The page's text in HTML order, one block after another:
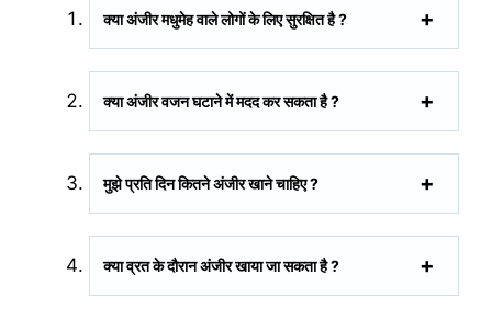
क्या अंजीर मधुमेह वाले लोगों के लिए सुरक्षित है ?
क्या अंजीर वजन घटाने में मदद कर सकता है ?
मुझे प्रति दिन कितने अंजीर खाने चाहिए ?
क्या व्रत के दौरान अंजीर खाया जा सकता है ?